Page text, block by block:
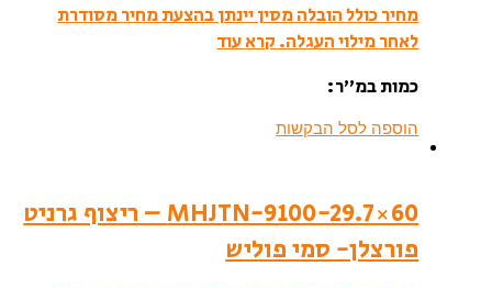
מחיר כולל הובלה מסין יינתן בהצעת מחיר מסודרת
לאחר מילוי העגלה.קרא עוד
כמות במ”ר:
הוספה לסל הבקשות
MHJTN-9100-29.7×60 – ריצוף גרניט
פורצלן- סמי פוליש